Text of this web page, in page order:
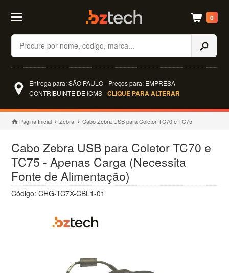
Buscar
0
Entrega para: SÃO PAULO - Preços para: EMPRESA
CONTRIBUINTE DE ICMS -CLIQUE PARA ALTERAR
Página Inicial Zebra Cabo Zebra USB para Coletor TC70 e TC75
Cabo Zebra USB para Coletor TC70 e
TC75 - Apenas Carga (Necessita
Fonte de Alimentação)
Código: CHG-TC7X-CBL1-01